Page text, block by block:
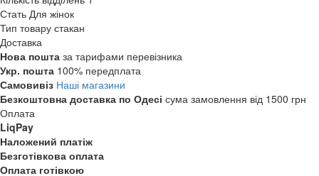
Стать Для жінок
Тип товару стакан
Доставка
Нова пошта за тарифами перевізника
Укр. пошта 100% передплата
Самовивіз Наші магазини
Безкоштовна доставка по Одесі сума замовлення від 1500 грн
Оплата
LiqPay
Наложений платіж
Безготівкова оплата
Оплата готівкою